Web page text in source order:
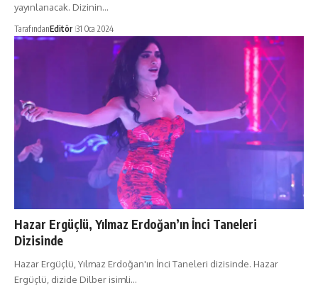
yayınlanacak. Dizinin…
TarafındanEditör 31 Oca 2024
Hazar Ergüçlü, Yılmaz Erdoğan’ın İnci Taneleri
Dizisinde
Hazar Ergüçlü, Yılmaz Erdoğan'ın İnci Taneleri dizisinde. Hazar
Ergüçlü, dizide Dilber isimli…